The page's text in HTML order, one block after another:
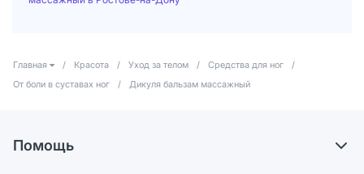
Главная / Красота / Уход за телом / Средства для ног
/
От боли в суставах ног
/ Дикуля бальзам массажный
Помощь